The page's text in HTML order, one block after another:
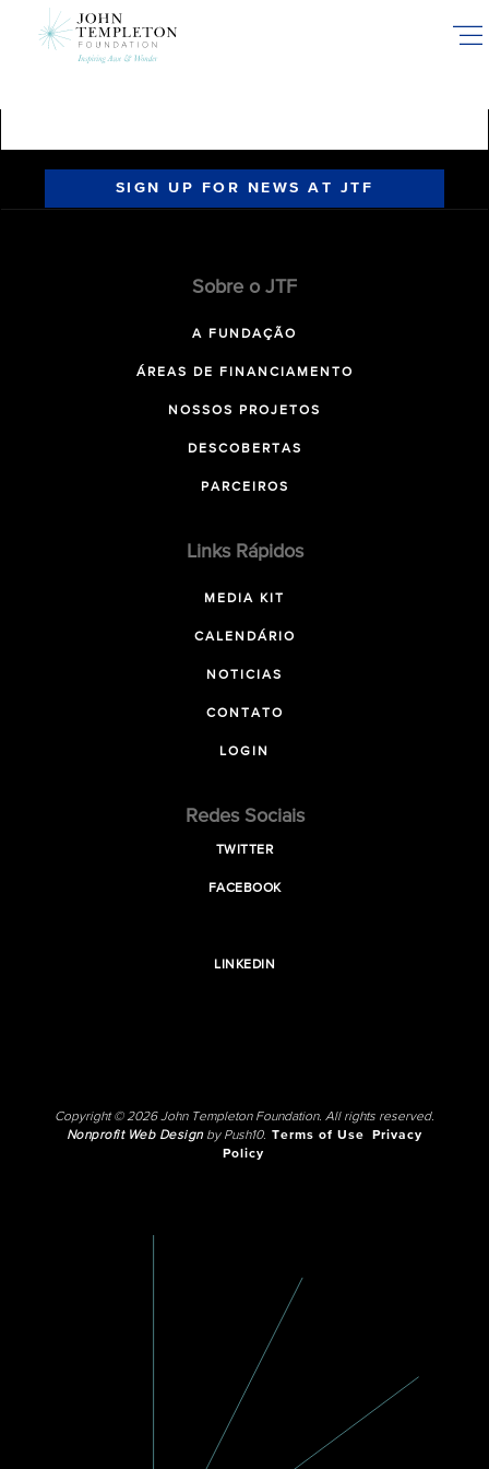
SIGN UP FOR NEWS AT JTF
Sobre o JTF
A FUNDAÇÃO
ÁREAS DE FINANCIAMENTO
NOSSOS PROJETOS
DESCOBERTAS
PARCEIROS
Links Rápidos
MEDIA KIT
CALENDÁRIO
NOTICIAS
CONTATO
LOGIN
Redes Sociais
TWITTER
FACEBOOK
LINKEDIN
Copyright © 2026 John Templeton Foundation. All rights reserved.
Nonprofit Web Designby Push10. Terms of Use
Privacy
Policy